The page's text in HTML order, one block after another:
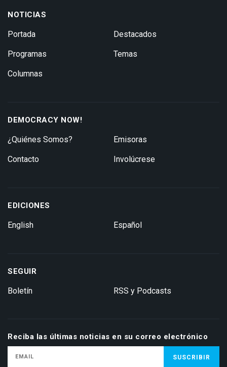
NOTICIAS
Portada
Programas
Columnas
Destacados
Temas
DEMOCRACY NOW!
¿Quiénes Somos?
Contacto
Emisoras
Involúcrese
EDICIONES
English Español
SEGUIR
Boletín RSS y Podcasts
Reciba las últimas noticias en su correo electrónico